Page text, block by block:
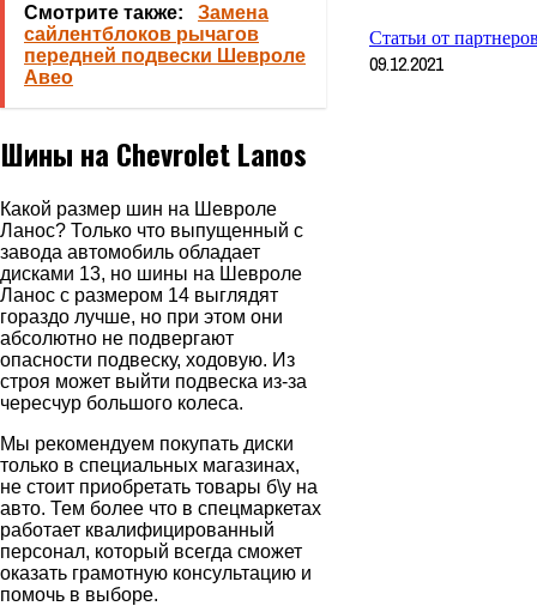
Смотрите также:
Замена
сайлентблоков рычагов
передней подвески Шевроле
Авео
Шины на Chevrolet Lanos
Какой размер шин на Шевроле
Ланос? Только что выпущенный с
завода автомобиль обладает
дисками 13, но шины на Шевроле
Ланос с размером 14 выглядят
гораздо лучше, но при этом они
абсолютно не подвергают
опасности подвеску, ходовую. Из
строя может выйти подвеска из-за
чересчур большого колеса.
Мы рекомендуем покупать диски
только в специальных магазинах,
не стоит приобретать товары б\у на
авто. Тем более что в спецмаркетах
работает квалифицированный
персонал, который всегда сможет
оказать грамотную консультацию и
помочь в выборе.
Статьи от
09.12.2021